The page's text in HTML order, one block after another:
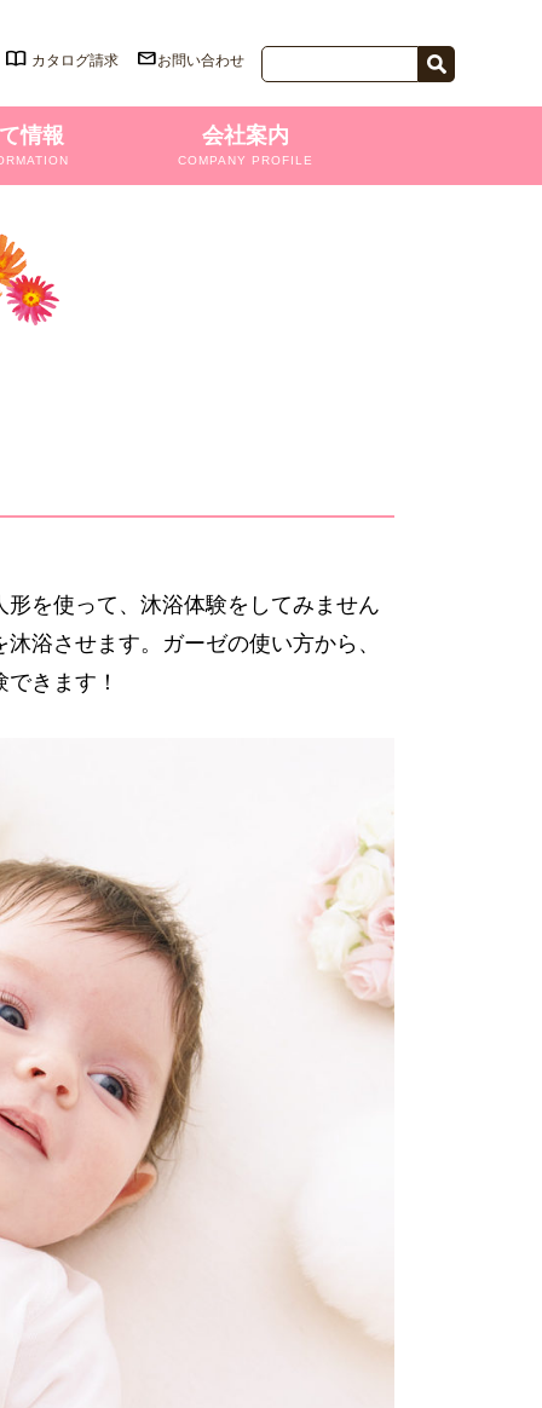
カタログ請求 お問い合わせ
情報 会社案内
COMPANY PROFILE
を使って、沐浴体験をしてみません
浴させます。ガーゼの使い方から、
きます！